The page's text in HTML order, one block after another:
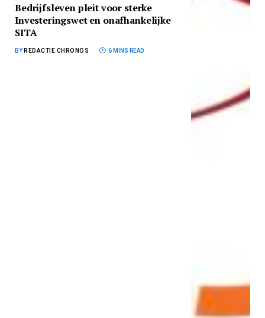
Bedrijfsleven pleit voor sterke
Investeringswet en onafhankelijke
SITA
BY REDACTIE CHRONOS 6 MINS READ